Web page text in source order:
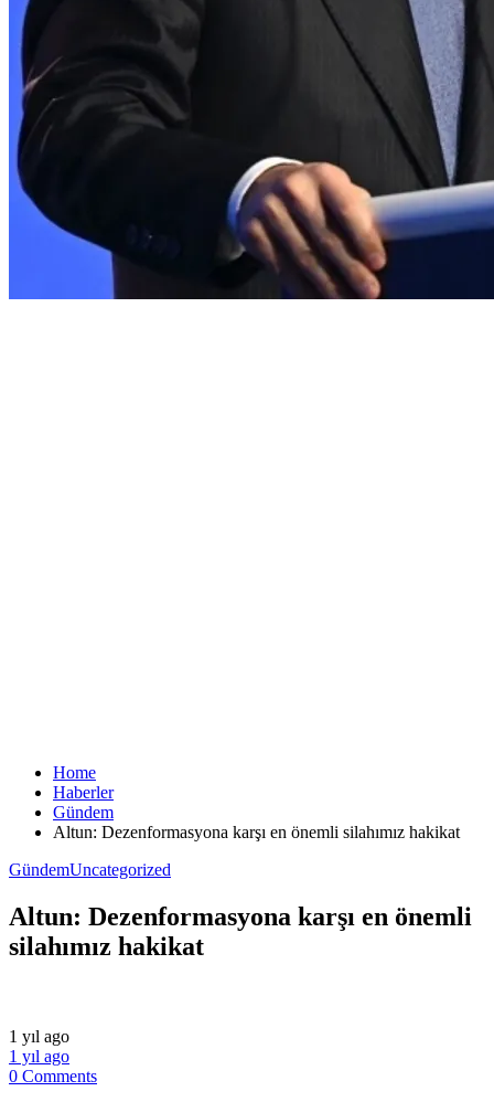
Home
Haberler
Gündem
Altun: Dezenformasyona karşı en önemli silahımız hakikat
GündemUncategorized
Altun: Dezenformasyona karşı en önemli
silahımız hakikat
1 yıl ago
1 yıl ago
0 Comments